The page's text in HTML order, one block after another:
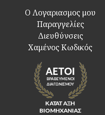
Ο Λογαριασμος μου
Παραγγελίες
Διευθύνσεις
Χαμένος Κωδικός